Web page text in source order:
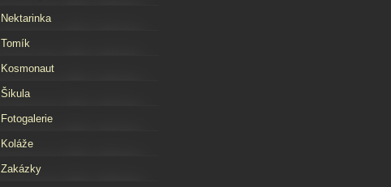
Nektarinka
Tomík
Kosmonaut
Šikula
Fotogalerie
Koláže
Zakázky